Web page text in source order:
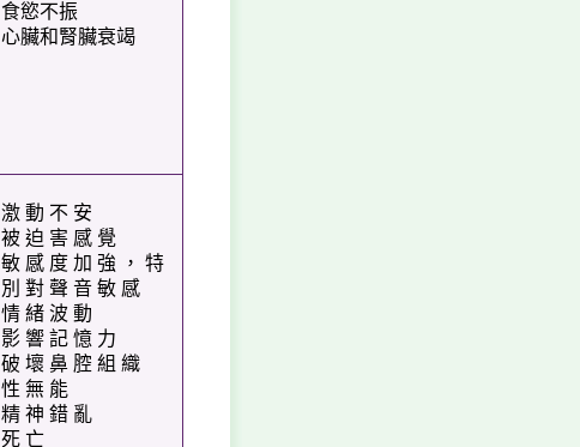
食慾不振
心臟和腎臟衰竭
激 動 不 安
被 迫 害 感 覺
敏 感 度 加 強 ， 特
別 對 聲 音 敏 感
情 緒 波 動
影 響 記 憶 力
破 壞 鼻 腔 組 織
性 無 能
精 神 錯 亂
死 亡